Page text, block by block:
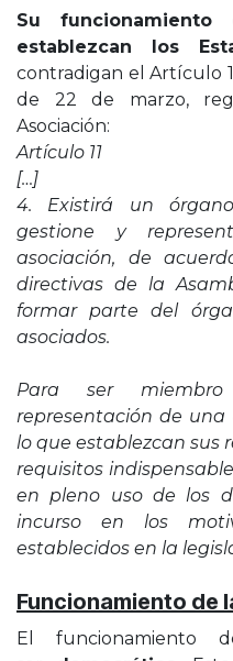
Su
establezcan los
contradigan el Artículo
de 22 de marzo,
Asociación:
Artículo 11
[…]
4. Existirá un
gestione y
asociación, de
directivas de la
formar parte del
asociados.
Para ser
representación de una
lo que establezcan sus
requisitos
en pleno uso de los
incurso en los
establecidos en la
Funcionamiento de
El funcionamiento